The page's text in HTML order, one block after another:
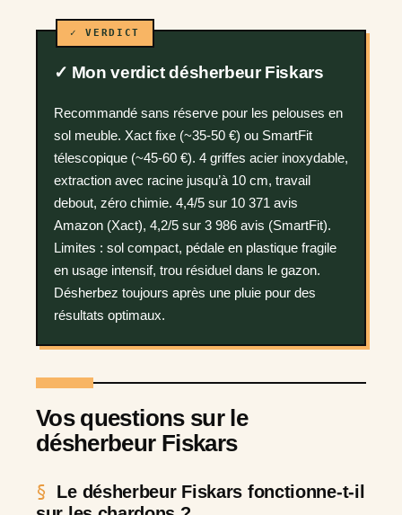
✓ Mon verdict désherbeur Fiskars
Recommandé sans réserve pour les pelouses en
sol meuble. Xact fixe (~35-50 €) ou SmartFit
télescopique (~45-60 €). 4 griffes acier inoxydable,
extraction avec racine jusqu’à 10 cm, travail
debout, zéro chimie. 4,4/5 sur 10 371 avis
Amazon (Xact), 4,2/5 sur 3 986 avis (SmartFit).
Limites : sol compact, pédale en plastique fragile
en usage intensif, trou résiduel dans le gazon.
Désherbez toujours après une pluie pour des
résultats optimaux.
Vos questions sur le
désherbeur Fiskars
Le désherbeur Fiskars fonctionne-t-il